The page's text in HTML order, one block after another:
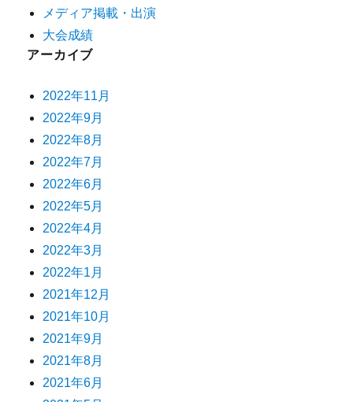
メディア掲載・出演
大会成績
アーカイブ
2022年11月
2022年9月
2022年8月
2022年7月
2022年6月
2022年5月
2022年4月
2022年3月
2022年1月
2021年12月
2021年10月
2021年9月
2021年8月
2021年6月